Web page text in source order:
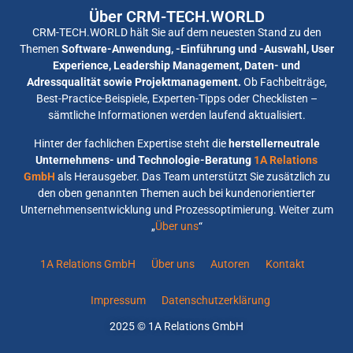
Über CRM-TECH.WORLD
CRM-TECH.WORLD hält Sie auf dem neuesten Stand zu den
Themen Software-Anwendung, -Einführung und -Auswahl, User
Experience, Leadership Management, Daten- und
Adressqualität sowie Projektmanagement. Ob Fachbeiträge,
Best-Practice-Beispiele, Experten-Tipps oder Checklisten –
sämtliche Informationen werden laufend aktualisiert.
Hinter der fachlichen Expertise steht die herstellerneutrale
Unternehmens- und Technologie-Beratung 1A Relations
GmbH als Herausgeber. Das Team unterstützt Sie zusätzlich zu
den oben genannten Themen auch bei kundenorientierter
Unternehmensentwicklung und Prozessoptimierung. Weiter zum
„Über uns“
1A Relations GmbH Über uns Autoren Kontakt
Impressum Datenschutzerklärung
2025 © 1A Relations GmbH